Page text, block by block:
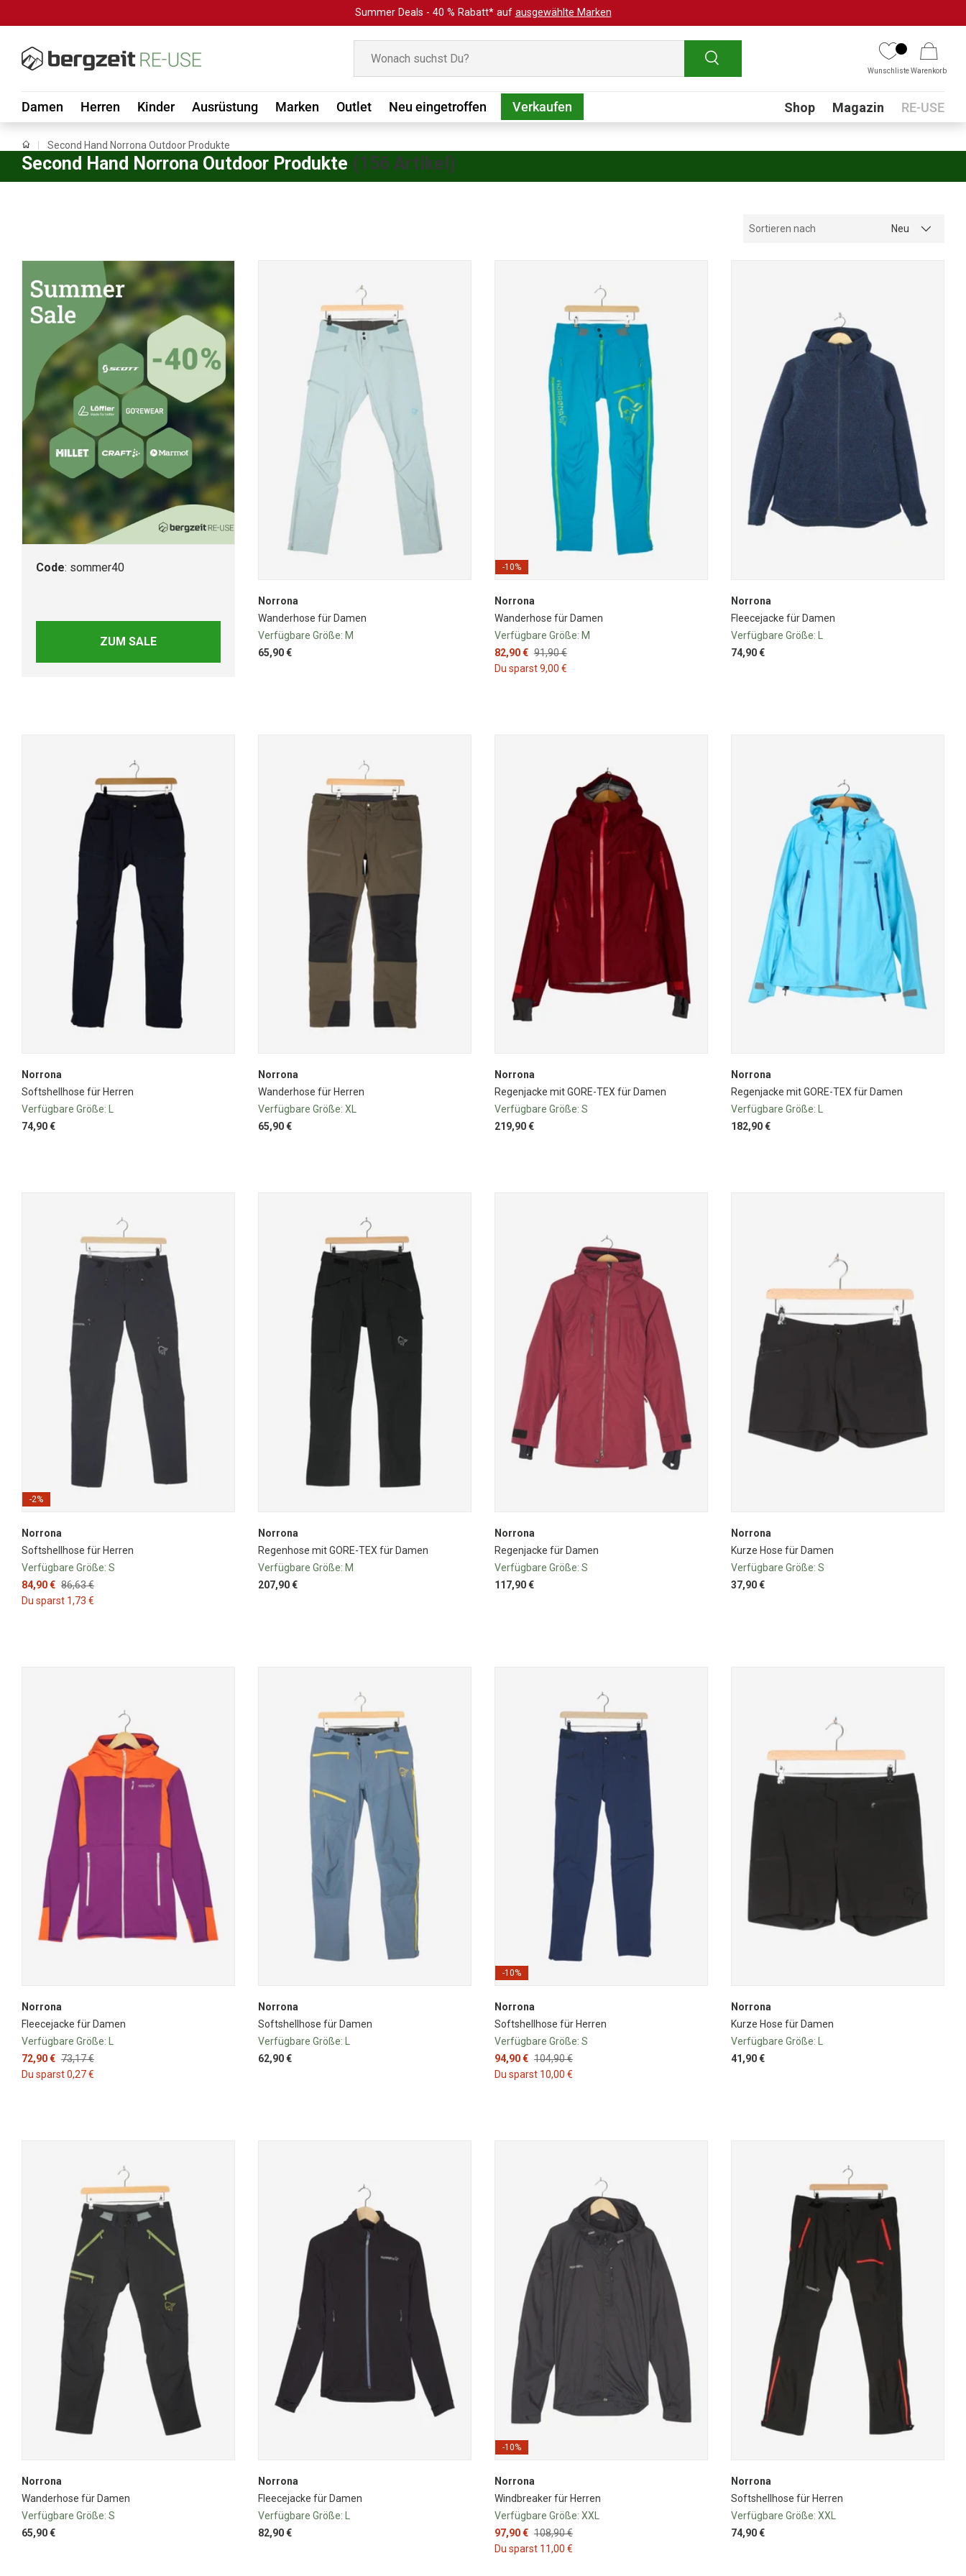
Summer Deals - 40 % Rabatt* auf ausgewählte Marken
Suchen
WunschlisteWarenkorb
Damen Herren Kinder Ausrüstung Marken Outlet Neu eingetroffen Verkaufen Submenu
Shop Magazin RE-USE
Second Hand Norrona Outdoor Produkte
Second Hand Norrona Outdoor Produkte (156 Artikel)
Sortieren nach Neu
Code: sommer40
ZUM SALE
Norrona
Wanderhose für Damen
Verfügbare Größe: M
65,90 €
-10%
Norrona
Wanderhose für Damen
Verfügbare Größe: M
82,90 € 91,90 €
Du sparst 9,00 €
Norrona
Fleecejacke für Damen
Verfügbare Größe:
74,90 €
Norrona
Softshellhose für Herren
Verfügbare Größe: L
74,90 €
Norrona
Wanderhose für Herren
Verfügbare Größe: XL
65,90 €
Norrona
Regenjacke mit GORE-TEX für Damen
Verfügbare Größe: S
219,90 €
Norrona
Regenjacke mit GORE-TEX für Damen
Verfügbare Größe: L
182,90 €
-2%
Norrona
Softshellhose für Herren
Verfügbare Größe: S
84,90 € 86,63 €
Du sparst 1,73 €
Norrona
Regenhose mit GORE-TEX für Damen
Verfügbare Größe: M
207,90 €
Norrona
Regenjacke für Damen
Verfügbare Größe: S
117,90 €
Norrona
Kurze Hose für Damen
Verfügbare Größe: S
37,90 €
Norrona
Fleecejacke für Damen
Verfügbare Größe: L
72,90 € 73,17 €
Du sparst 0,27 €
Norrona
Softshellhose für Damen
Verfügbare Größe: L
62,90 €
-10%
Norrona
Softshellhose für Herren
Verfügbare Größe: S
94,90 € 104,90 €
Du sparst 10,00 €
Norrona
Kurze Hose für Damen
Verfügbare Größe: L
41,90 €
Norrona
Wanderhose für Damen
Verfügbare Größe: S
65,90 €
Norrona
Fleecejacke für Damen
Verfügbare Größe:
82,90 €
-10%
Norrona
Windbreaker für Herren
Verfügbare Größe: XXL
97,90 € 108,90 €
Du sparst 11,00 €
Norrona
Softshellhose für Herren
Verfügbare Größe: XXL
74,90 €